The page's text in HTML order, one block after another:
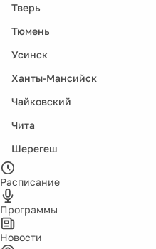
Тверь
Тюмень
Усинск
Ханты-Мансийск
Чайковский
Чита
Шерегеш
Расписание
Программы
Новости